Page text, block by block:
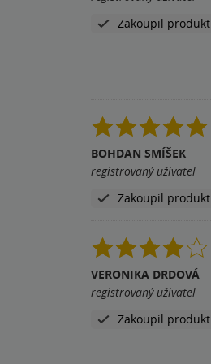
Zakoupil produkt
BOHDAN SMÍŠEK
registrovaný uživatel
Zakoupil produkt
VERONIKA DRDOVÁ
registrovaný uživatel
Zakoupil produkt